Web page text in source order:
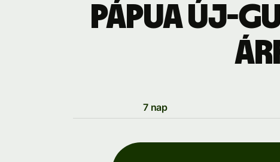
Pápua új-
7 nap